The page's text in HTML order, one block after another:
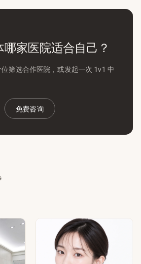
家医院适合自己？
筛选合作医院，或发起一次 1v1 中
免费咨询